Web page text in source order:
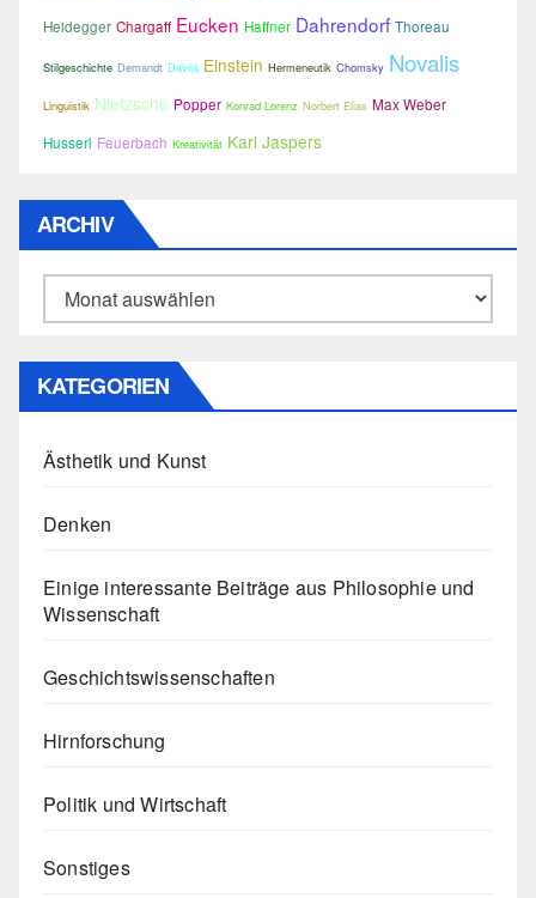
Heidegger Chargaff Eucken Haffner Dahrendorf Thoreau
Stilgeschichte Demandt Davilá Einstein Hermeneutik Chomsky Novalis
Linguistik Nietzsche Popper Konrad Lorenz Norbert Elias Max Weber
Husserl Feuerbach Kreativität Karl Jaspers
ARCHIV
Archiv
KATEGORIEN
Ästhetik und Kunst
Denken
Einige interessante Beiträge aus Philosophie und
Wissenschaft
Geschichtswissenschaften
Hirnforschung
Politik und Wirtschaft
Sonstiges